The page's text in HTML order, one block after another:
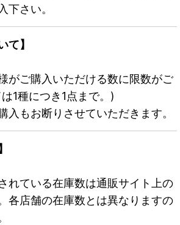
下さい。
て】
がご購入いただける数に限数がご
1種につき1点まで。)
入もお断りさせていただきます。
れている在庫数は通販サイト上の
各店舗の在庫数とは異なりますの